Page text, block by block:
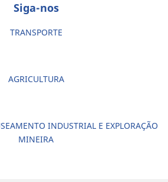
Siga-nos
TRANSPORTE
AGRICULTURA
INDUSTRIAL E EXPLORAÇÃO
MINEIRA